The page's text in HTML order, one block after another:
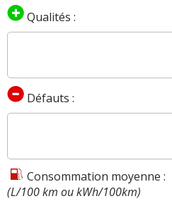
Qualités :
Défauts :
Consommation moyenne :
(L/100 km ou kWh/100km)